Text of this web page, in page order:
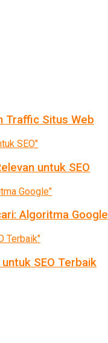
Traffic Situs Web
untuk SEO
Algoritma Google
SEO Terbaik